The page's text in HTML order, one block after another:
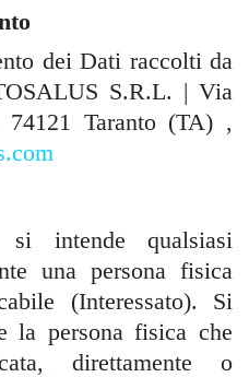
dei Dati raccolti da
S.R.L. | Via
Taranto (TA) ,
si intende qualsiasi
una persona fisica
(Interessato). Si
la persona fisica che
direttamente o